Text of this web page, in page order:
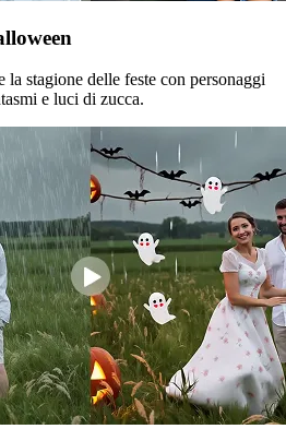
stagione delle feste con personaggi
e luci di zucca.